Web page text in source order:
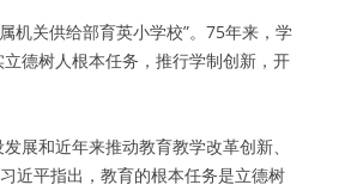
机关供给部育英小学校”。75年来，学
德树人根本任务，推行学制创新，开
展和近年来推动教育教学改革创新、
近平指出，教育的根本任务是立德树